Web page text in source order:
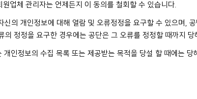
업체 관리자는 언제든지 이 동의를 철회할 수 있습니다.
의 개인정보에 대해 열람 및 오류정정을 요구할 수 있으며,
정정을 요구한 경우에는 공단은 그 오류를 정정할 때까지 당
인정보의 수집 목록 또는 제공받는 목적을 당설 할 때에는 당